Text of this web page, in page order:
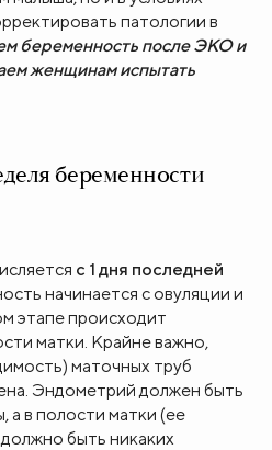
патологии в
беременность после ЭКО и
женщинам испытать
беременности
с 1 дня последней
начинается с овуляции и
этапе происходит
матки. Крайне важно,
маточных труб
Эндометрий должен быть
а в полости матки (ее
быть никаких